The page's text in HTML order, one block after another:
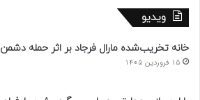
ویدیو
خانه تخریب‌شده مارال فرجاد بر اثر حمله دشمن
15 فروردین 1405